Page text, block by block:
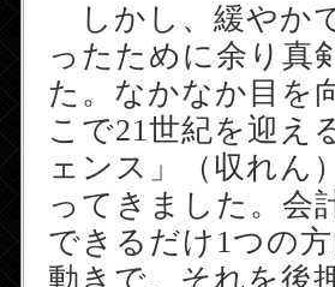
しかし、緩やか
ったために余り真
た。なかなか目を
こで21世紀を迎え
ェンス」（収れん
ってきました。会
できるだけ1つの
動きで、それを後